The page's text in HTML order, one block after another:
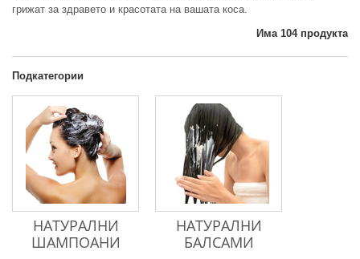
грижат за здравето и красотата на вашата коса.
Има 104 продукта
Подкатегории
НАТУРАЛНИ
ШАМПОАНИ
НАТУРАЛНИ
БАЛСАМИ